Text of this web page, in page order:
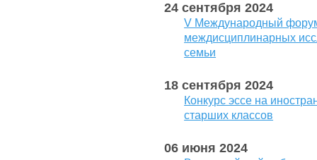
24 сентября 2024
V Международный
междисциплинарных
семьи
18 сентября 2024
Конкурс эссе на
старших классов
06 июня 2024